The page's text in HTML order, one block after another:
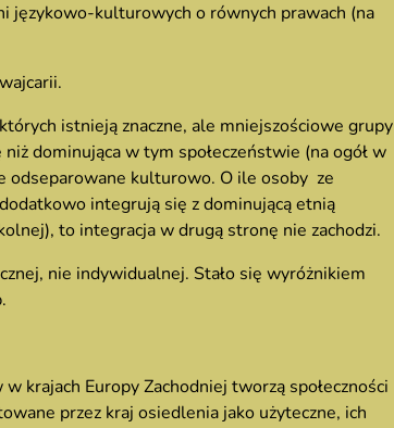
językowo-kulturowych o równych prawach (na
istnieją znaczne, ale mniejszościowe grupy
dominująca w tym społeczeństwie (na ogół w
odseparowane kulturowo. O ile osoby ze
integrują się z dominującą etnią
to integracja w drugą stronę nie zachodzi.
nie indywidualnej. Stało się wyróżnikiem
krajach Europy Zachodniej tworzą społeczności
przez kraj osiedlenia jako użyteczne, ich